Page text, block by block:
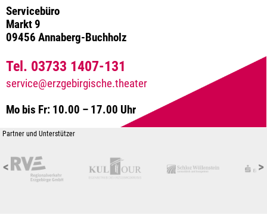
Servicebüro
Markt 9
09456 Annaberg-Buchholz
Tel. 03733 1407-131
service@erzgebirgische.theater
Mo bis Fr: 10.00 – 17.00 Uhr
Partner und Unterstützer
< >